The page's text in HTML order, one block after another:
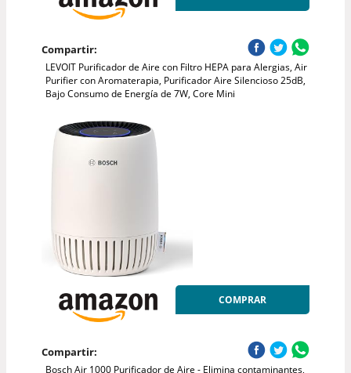
Compartir:
LEVOIT Purificador de Aire con Filtro HEPA para Alergias, Air
Purifier con Aromaterapia, Purificador Aire Silencioso 25dB,
Bajo Consumo de Energía de 7W, Core Mini
COMPRAR
Compartir:
Bosch Air 1000 Purificador de Aire - Elimina contaminantes,